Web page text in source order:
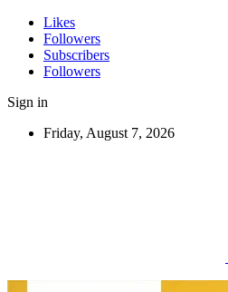
Likes
Followers
Subscribers
Followers
Sign in
Friday, August 7, 2026